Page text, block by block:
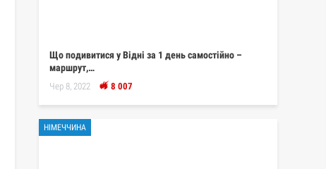
Що подивитися у Відні за 1 день самостійно –
маршрут,…
Чер 8, 2022 8 007
НІМЕЧЧИНА